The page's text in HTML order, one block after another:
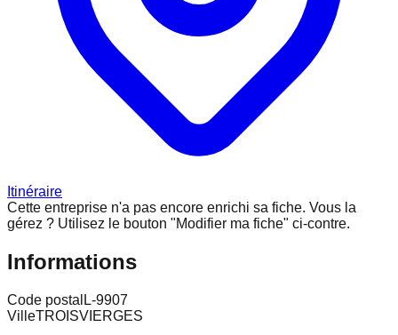
Itinéraire
Cette entreprise n'a pas encore enrichi sa fiche. Vous la
gérez ? Utilisez le bouton "Modifier ma fiche" ci-contre.
Informations
Code postal L-9907
VilleTROISVIERGES